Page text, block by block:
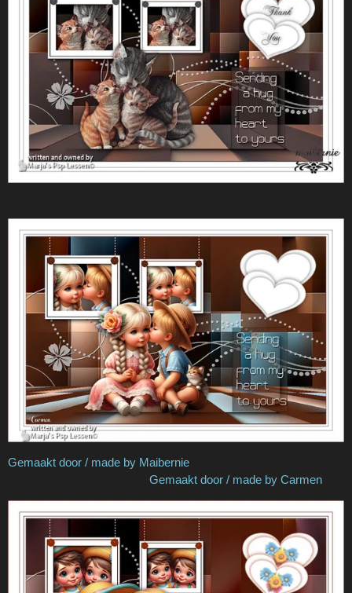
Gemaakt door / made by Maibernie
Gemaakt door / made by Carmen